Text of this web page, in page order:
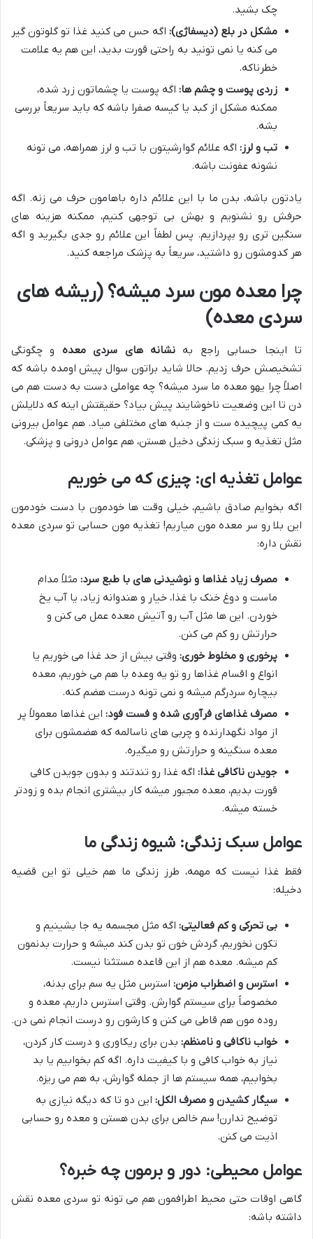
چک بشید.
مشکل در بلع (دیسفاژی): اگه حس می کنید غذا تو گلوتون گیر
می کنه یا نمی تونید به راحتی قورت بدید، این هم یه علامت
خطرناکه.
زردی پوست و چشم ها: اگه پوست یا چشماتون زرد شده،
ممکنه مشکل از کبد یا کیسه صفرا باشه که باید سریعاً بررسی
بشه.
تب و لرز: اگه علائم گوارشیتون با تب و لرز همراهه، می تونه
نشونه عفونت باشه.
یادتون باشه، بدن ما با این علائم داره باهامون حرف می زنه. اگه
حرفش رو نشنویم و بهش بی توجهی کنیم، ممکنه هزینه های
سنگین تری رو بپردازیم. پس لطفاً این علائم رو جدی بگیرید و اگه
هر کدومشون رو داشتید، سریعاً به پزشک مراجعه کنید.
چرا معده مون سرد میشه؟ (ریشه های
سردی معده)
تا اینجا حسابی راجع به نشانه های سردی معده و چگونگی
تشخیصش حرف زدیم. حالا شاید براتون سوال پیش اومده باشه که
اصلاً چرا یهو معده ما سرد میشه؟ چه عواملی دست به دست هم می
دن تا این وضعیت ناخوشایند پیش بیاد؟ حقیقتش اینه که دلایلش
یه کمی پیچیده ست و از جنبه های مختلفی میاد. هم عوامل بیرونی
مثل تغذیه و سبک زندگی دخیل هستن، هم عوامل درونی و پزشکی.
عوامل تغذیه ای: چیزی که می خوریم
اگه بخوایم صادق باشیم، خیلی وقت ها خودمون با دست خودمون
این بلا رو سر معده مون میاریم! تغذیه مون حسابی تو سردی معده
نقش داره:
مصرف زیاد غذاها و نوشیدنی های با طبع سرد: مثلاً مدام
ماست و دوغ خنک با غذا، خیار و هندوانه زیاد، یا آب یخ
خوردن. این ها مثل آب رو آتیش معده عمل می کنن و
حرارتش رو کم می کنن.
پرخوری و مخلوط خوری: وقتی بیش از حد غذا می خوریم یا
انواع و اقسام غذاها رو تو یه وعده با هم می خوریم، معده
بیچاره سردرگم میشه و نمی تونه درست هضم کنه.
مصرف غذاهای فرآوری شده و فست فود: این غذاها معمولاً پر
از مواد نگهدارنده و چربی های ناسالمه که هضمشون برای
معده سنگینه و حرارتش رو میگیره.
جویدن ناکافی غذا: اگه غذا رو تندتند و بدون جویدن کافی
قورت بدیم، معده مجبور میشه کار بیشتری انجام بده و زودتر
خسته میشه.
عوامل سبک زندگی: شیوه زندگی ما
فقط غذا نیست که مهمه، طرز زندگی ما هم خیلی تو این قضیه
دخیله:
بی تحرکی و کم فعالیتی: اگه مثل مجسمه یه جا بشینیم و
تکون نخوریم، گردش خون تو بدن کند میشه و حرارت بدنمون
کم میشه. معده هم از این قاعده مستثنا نیست.
استرس و اضطراب مزمن: استرس مثل یه سم برای بدنه،
مخصوصاً برای سیستم گوارش. وقتی استرس داریم، معده و
روده مون هم قاطی می کنن و کارشون رو درست انجام نمی دن.
خواب ناکافی و نامنظم: بدن برای ریکاوری و درست کار کردن،
نیاز به خواب کافی و با کیفیت داره. اگه کم بخوابیم یا بد
بخوابیم، همه سیستم ها از جمله گوارش، به هم می ریزه.
سیگار کشیدن و مصرف الکل: این دو تا که دیگه نیازی به
توضیح ندارن! سم خالص برای بدن هستن و معده رو حسابی
اذیت می کنن.
عوامل محیطی: دور و برمون چه خبره؟
گاهی اوقات حتی محیط اطرافمون هم می تونه تو سردی معده نقش
داشته باشه: